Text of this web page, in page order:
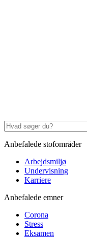
Anbefalede stofområder
Arbejdsmiljø
Undervisning
Karriere
Anbefalede emner
Corona
Stress
Eksamen